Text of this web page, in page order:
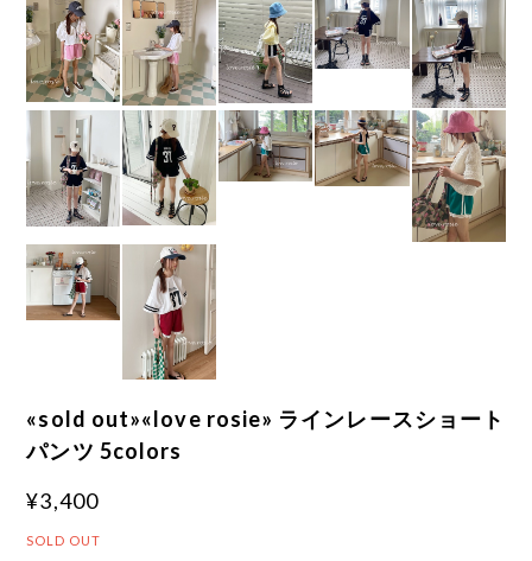
«sold out»«love rosie» ラインレースショート
パンツ 5colors
¥3,400
SOLD OUT